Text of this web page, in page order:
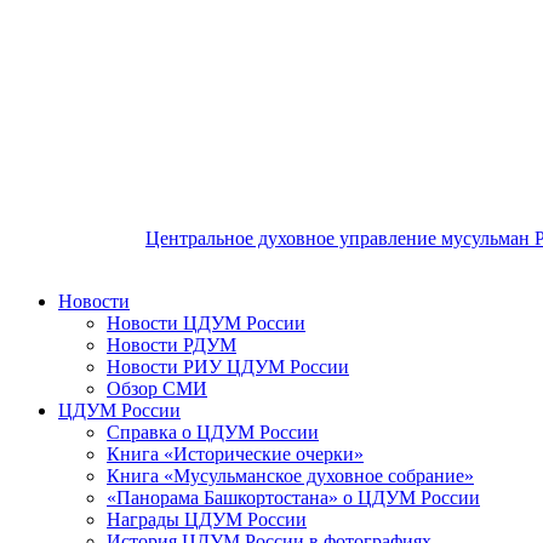
Центральное духовное управление мусульман
Новости
Новости ЦДУМ России
Новости РДУМ
Новости РИУ ЦДУМ России
Обзор СМИ
ЦДУМ России
Справка о ЦДУМ России
Книга «Исторические очерки»
Книга «Мусульманское духовное собрание»
«Панорама Башкортостана» о ЦДУМ России
Награды ЦДУМ России